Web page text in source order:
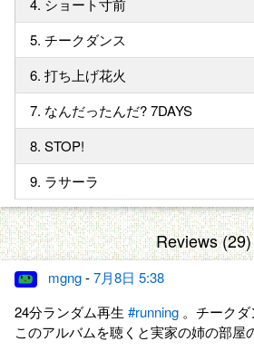
4. ショート寸前
5. チークダンス
6. 打ち上げ花火
7. なんだったんだ? 7DAYS
8. STOP!
9. ラサーラ
Reviews (29)
mgng-7月8日 5:38
24分ランダム再生 #running 。チークダ
このアルバムを聴くと実家の姉の部屋